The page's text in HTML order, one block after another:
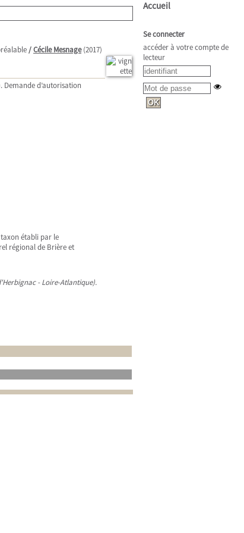
/Cécile Mesnage(2017)
d’autorisation
établi par le
régional de Brière et
- Loire-Atlantique).
Accueil
Se connecter
accéder à votre compte de
lecteur